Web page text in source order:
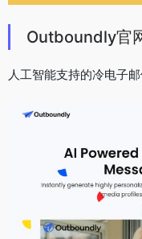
Outboundly官
人工智能支持的冷电子